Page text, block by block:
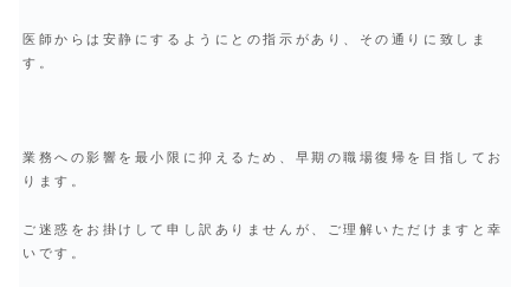
医師からは安静にするようにとの指示があり、その通りに致しま
す。
業務への影響を最小限に抑えるため、早期の職場復帰を目指してお
ります。
ご迷惑をお掛けして申し訳ありませんが、ご理解いただけますと幸
いです。